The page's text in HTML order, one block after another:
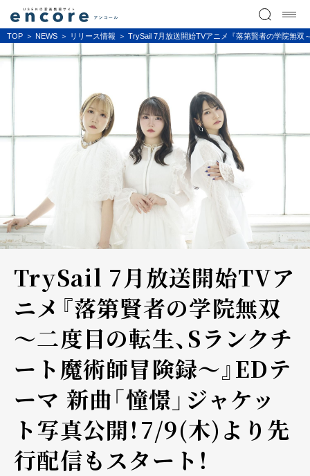
TOP NEWS リリース情報 TrySail 7月放送開始TVアニメ『落第賢者の学院無
TrySail 7月放送開始TVア
ニメ『落第賢者の学院無双
～二度目の転生、Sランクチ
ート魔術師冒険録～』EDテ
ーマ 新曲「憧憬」ジャケッ
ト写真公開！7/9(木)より先
行配信もスタート！